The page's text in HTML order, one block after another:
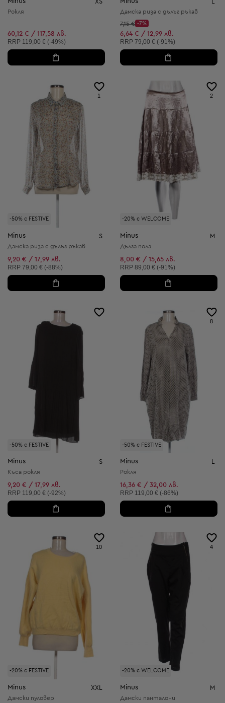
Рокля
60,12 € / 117,58 лв.
Препоръчителна цена:
RRP 119,00 € (-49%)
Дамска риза с дълъг ръкав
Начална цена:
7,15 €
Discount Price:
-7%
Намалена цена:
6,64 € / 12,99 лв.
Препоръчителна цена:
RRP 79,00 € (-91%)
-50% с FESTIVE
1
Minus S
Дамска риза с дълъг ръкав
9,20 € / 17,99 лв.
Препоръчителна цена:
RRP 79,00 € (-88%)
-20% с WELCOME
2
Minus M
Дълга пола
8,00 € / 15,65 лв.
Препоръчителна цена:
RRP 89,00 € (-91%)
-50% с FESTIVE
Minus S
Къса рокля
9,20 € / 17,99 лв.
Препоръчителна цена:
RRP 119,00 € (-92%)
-50% с FESTIVE
8
Minus
Рокля
16,36 € / 32,00 лв.
Препоръчителна цена:
RRP 119,00 € (-86%)
-20% с FESTIVE
10
Minus XXL
Дамски пуловер
-20% с WELCOME
4
Minus M
Дамски панталони